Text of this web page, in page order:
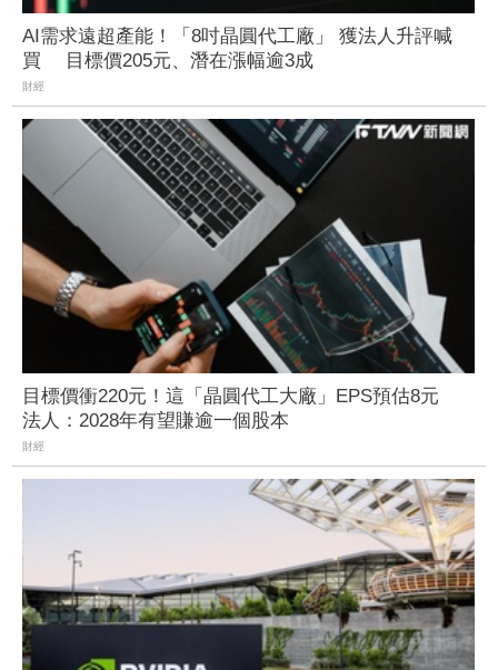
AI需求遠超產能！「8吋晶圓代工廠」 獲法人升評喊
買 目標價205元、潛在漲幅逾3成
財經
目標價衝220元！這「晶圓代工大廠」EPS預估8元
法人：2028年有望賺逾一個股本
財經